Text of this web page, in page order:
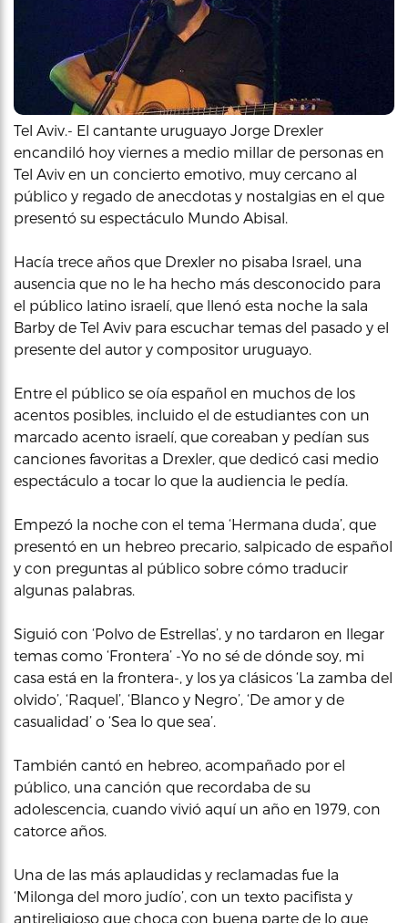
Tel Aviv.- El cantante uruguayo Jorge Drexler
encandiló hoy viernes a medio millar de personas en
Tel Aviv en un concierto emotivo, muy cercano al
público y regado de anecdotas y nostalgias en el que
presentó su espectáculo Mundo Abisal.
Hacía trece años que Drexler no pisaba Israel, una
ausencia que no le ha hecho más desconocido para
el público latino israelí, que llenó esta noche la sala
Barby de Tel Aviv para escuchar temas del pasado y el
presente del autor y compositor uruguayo.
Entre el público se oía español en muchos de los
acentos posibles, incluido el de estudiantes con un
marcado acento israelí, que coreaban y pedían sus
canciones favoritas a Drexler, que dedicó casi medio
espectáculo a tocar lo que la audiencia le pedía.
Empezó la noche con el tema ‘Hermana duda’, que
presentó en un hebreo precario, salpicado de español
y con preguntas al público sobre cómo traducir
algunas palabras.
Siguió con ‘Polvo de Estrellas’, y no tardaron en llegar
temas como ‘Frontera’ -Yo no sé de dónde soy, mi
casa está en la frontera-, y los ya clásicos ‘La zamba del
olvido’, ‘Raquel’, ‘Blanco y Negro’, ‘De amor y de
casualidad’ o ‘Sea lo que sea’.
También cantó en hebreo, acompañado por el
público, una canción que recordaba de su
adolescencia, cuando vivió aquí un año en 1979, con
catorce años.
Una de las más aplaudidas y reclamadas fue la
‘Milonga del moro judío’, con un texto pacifista y
antireligioso que choca con buena parte de lo que